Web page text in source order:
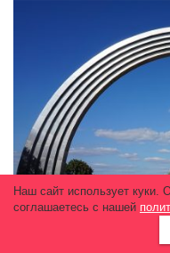
Наш сайт использует куки.
соглашаетесь с нашей